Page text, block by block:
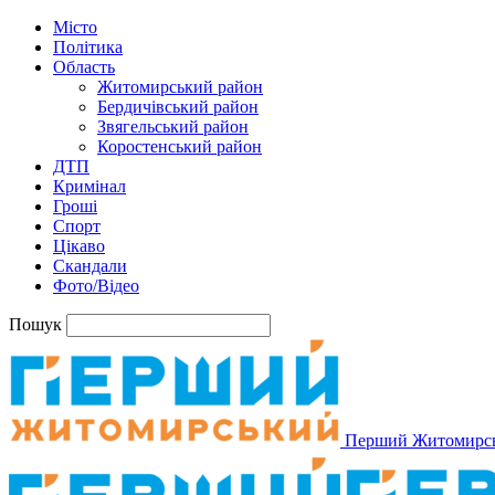
Місто
Політика
Область
Житомирський район
Бердичівський район
Звягельський район
Коростенський район
ДТП
Кримінал
Гроші
Спорт
Цікаво
Скандали
Фото/Відео
Пошук
Перший